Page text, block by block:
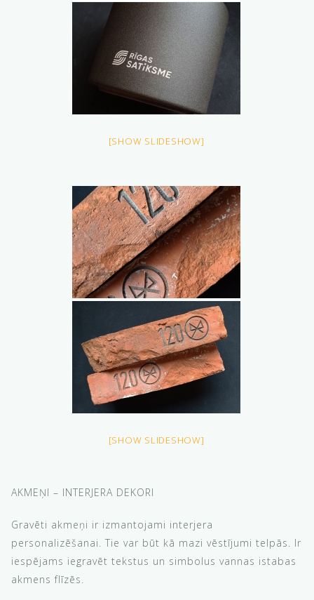
[SHOW SLIDESHOW]
[SHOW SLIDESHOW]
AKMEŅI – INTERJERA DEKORI
Gravēti akmeņi ir izmantojami interjera
personalizēšanai. Tie var būt kā mazi vēstījumi telpās. Ir
iespējams iegravēt tekstus un simbolus vannas istabas
akmens flīzēs.